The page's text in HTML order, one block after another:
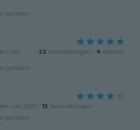
geleden
van
· 22 beoordelingen · 4 uploads
geleden
van 2022 · 12 beoordelingen
geleden